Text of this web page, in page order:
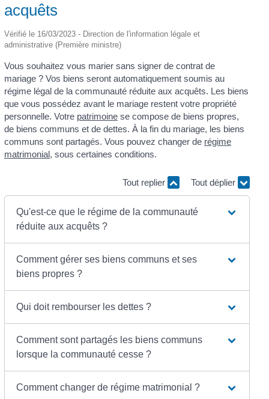
acquêts
Vérifié le 16/03/2023 - Direction de l'information légale et
administrative (Première ministre)
Vous souhaitez vous marier sans signer de contrat de
mariage ? Vos biens seront automatiquement soumis au
régime légal de la communauté réduite aux acquêts. Les biens
que vous possédez avant le mariage restent votre propriété
personnelle. Votre patrimoinese compose de biens propres,
de biens communs et de dettes. À la fin du mariage, les biens
communs sont partagés. Vous pouvez changer de régime
matrimonial, sous certaines conditions.
Tout replier Tout déplier
Qu'est-ce que le régime de la communauté
réduite aux acquêts ?
Comment gérer ses biens communs et ses
biens propres ?
Qui doit rembourser les dettes ?
Comment sont partagés les biens communs
lorsque la communauté cesse ?
Comment changer de régime matrimonial ?